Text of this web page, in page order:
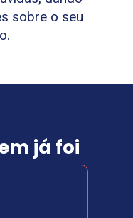
sobre o seu
já foi